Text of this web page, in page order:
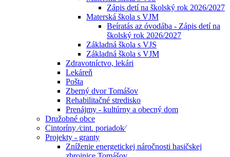
Zápis detí na školský rok 2026/2027
Materská škola s VJM
Beíratás az óvodába - Zápis detí na
školský rok 2026/2027
Základná škola s VJS
Základná škola s VJM
Zdravotníctvo, lekári
Lekáreň
Pošta
Zberný dvor Tomášov
Rehabilitačné stredisko
Prenájmy - kultúrny a obecný dom
Družobné obce
Cintoríny ⁄cint. poriadok⁄
Projekty - granty
Zníženie energetickej náročnosti hasičskej